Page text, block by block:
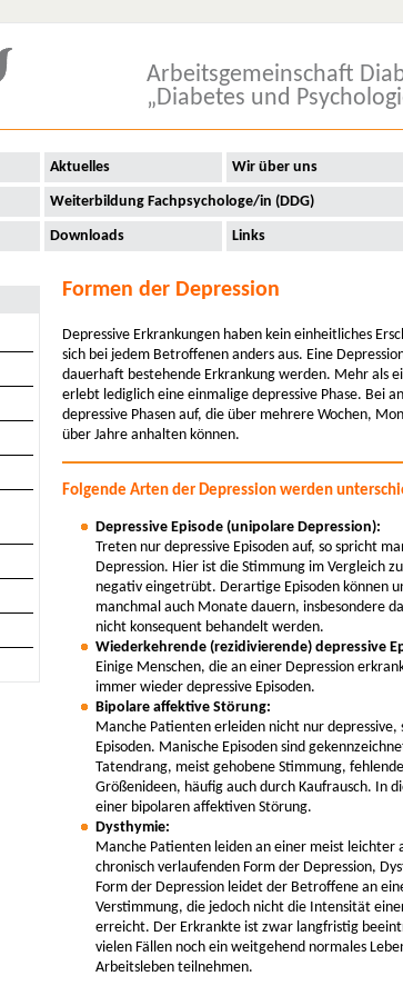
Arbeitsgemeinschaft
„Diabetes und
Aktuelles Wir über uns
Weiterbildung Fachpsychologe/in (DDG)
Downloads Links
Formen der Depression
Depressive Erkrankungen haben kein einheitliches
sich bei jedem Betroffenen anders aus. Eine
dauerhaft bestehende Erkrankung werden. Mehr als
erlebt lediglich eine einmalige depressive Phase. Bei
depressive Phasen auf, die über mehrere Wochen,
über Jahre anhalten können.
Folgende Arten der Depression werden
Depressive Episode (unipolare Depression):
Treten nur depressive Episoden auf, so spricht
Depression. Hier ist die Stimmung im Vergleich
negativ eingetrübt. Derartige Episoden können
manchmal auch Monate dauern, insbesondere
nicht konsequent behandelt werden.
Wiederkehrende (rezidivierende) depressive
Einige Menschen, die an einer Depression
immer wieder depressive Episoden.
Bipolare affektive Störung:
Manche Patienten erleiden nicht nur depressive,
Episoden. Manische Episoden sind
Tatendrang, meist gehobene Stimmung,
Größenideen, häufig auch durch Kaufrausch. In
einer bipolaren affektiven Störung.
Dysthymie:
Manche Patienten leiden an einer meist leichter
chronisch verlaufenden Form der Depression,
Form der Depression leidet der Betroffene an
Verstimmung, die jedoch nicht die Intensität
erreicht. Der Erkrankte ist zwar langfristig
vielen Fällen noch ein weitgehend normales
Arbeitsleben teilnehmen.